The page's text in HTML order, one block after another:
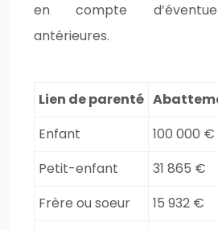
en compte
antérieures.
Lien de parenté
Enfant
100 000 €
Petit-enfant
31 865 €
Frère ou soeur
15 932 €